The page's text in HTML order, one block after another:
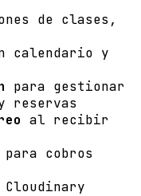
de clases,
calendario y
para gestionar
reservas
al recibir
para cobros
Cloudinary